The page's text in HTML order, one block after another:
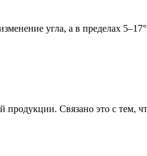
угла, а в пределах
продукции. Связано это с тем,